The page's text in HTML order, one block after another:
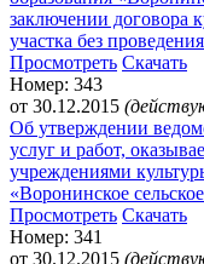
заключении договора
участка без
Просмотреть Скачать
Номер: 343
от 30.12.2015
Об утверждении
услуг и работ,
учреждениями
«Воронинское
Просмотреть Скачать
Номер: 341
от 30.12.2015